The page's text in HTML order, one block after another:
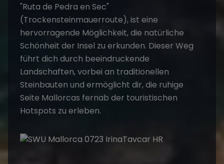
"Ruta de Pedra en Sec"
(Trockensteinmauerroute), ist eine
hervorragende Möglichkeit, die natürliche
Schönheit der Insel zu erkunden. Dieser Weg
führt dich durch beeindruckende
Landschaften, vorbei an traditionellen
Steinbauten und ermöglicht dir, die ruhige
Seite Mallorcas fernab der touristischen
Hotspots zu erleben.